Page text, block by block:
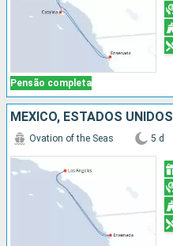
Pensão completa
MÉXICO, ESTADOS UNIDOS
Ovation of the Seas 5 d